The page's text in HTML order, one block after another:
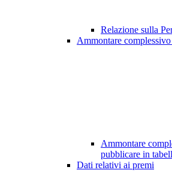
Relazione sulla
Ammontare
Ammontare
pubblicare in
Dati relativi ai premi